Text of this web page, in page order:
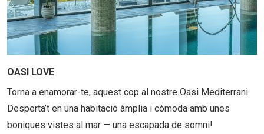
OASI LOVE
Torna a enamorar-te, aquest cop al nostre Oasi Mediterrani.
Desperta’t en una habitació àmplia i còmoda amb unes
boniques vistes al mar — una escapada de somni!